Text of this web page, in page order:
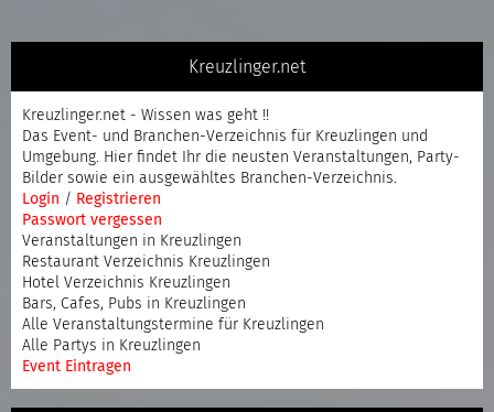
Kreuzlinger.net
Kreuzlinger.net - Wissen was geht !!
Das Event- und Branchen-Verzeichnis für Kreuzlingen und
Umgebung. Hier findet Ihr die neusten Veranstaltungen, Party-
Bilder sowie ein ausgewähltes Branchen-Verzeichnis.
Login / Registrieren
Passwort vergessen
Veranstaltungen in Kreuzlingen
Restaurant Verzeichnis Kreuzlingen
Hotel Verzeichnis Kreuzlingen
Bars, Cafes, Pubs in Kreuzlingen
Alle Veranstaltungstermine für Kreuzlingen
Alle Partys in Kreuzlingen
Event Eintragen